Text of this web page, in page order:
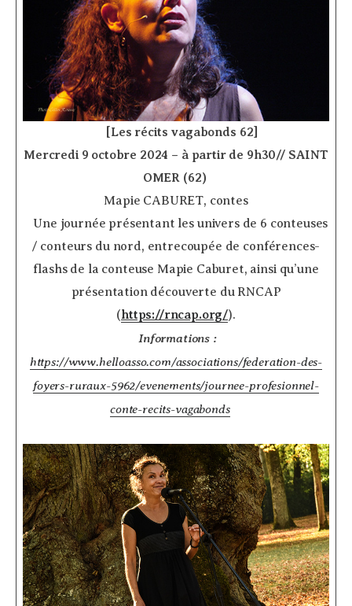
[Les récits vagabonds 62]
Mercredi 9 octobre 2024 – à partir de 9h30// SAINT
OMER (62)
Mapie CABURET, contes
­ Une journée présentant les univers de 6 conteuses
/ conteurs du nord, entrecoupée de conférences-
flashs de la conteuse Mapie Caburet, ainsi qu’une
présentation découverte du RNCAP
(https://rncap.org/).
Informations :
https://www.helloasso.com/associations/federation-des-
foyers-ruraux-5962/evenements/journee-profesionnel-
conte-recits-vagabonds­ ­ ­ ­